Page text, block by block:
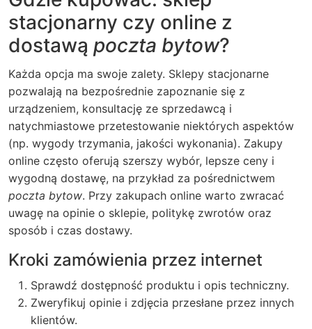
stacjonarny czy online z
dostawą poczta bytow?
Każda opcja ma swoje zalety. Sklepy stacjonarne
pozwalają na bezpośrednie zapoznanie się z
urządzeniem, konsultację ze sprzedawcą i
natychmiastowe przetestowanie niektórych aspektów
(np. wygody trzymania, jakości wykonania). Zakupy
online często oferują szerszy wybór, lepsze ceny i
wygodną dostawę, na przykład za pośrednictwem
poczta bytow. Przy zakupach online warto zwracać
uwagę na opinie o sklepie, politykę zwrotów oraz
sposób i czas dostawy.
Kroki zamówienia przez internet
Sprawdź dostępność produktu i opis techniczny.
Zweryfikuj opinie i zdjęcia przesłane przez innych
klientów.